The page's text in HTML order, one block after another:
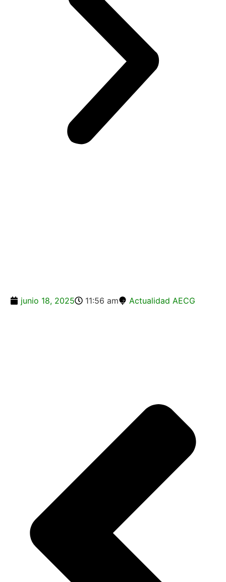
junio 18, 2025 11:56 am Actualidad AECG